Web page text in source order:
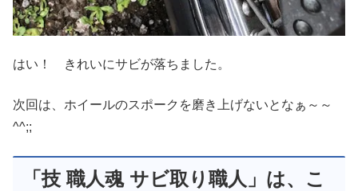
はい！ きれいにサビが落ちました。
次回は、ホイールのスポークを磨き上げないとなぁ～～
^^;;
「技 職人魂 サビ取り職人」は、こ